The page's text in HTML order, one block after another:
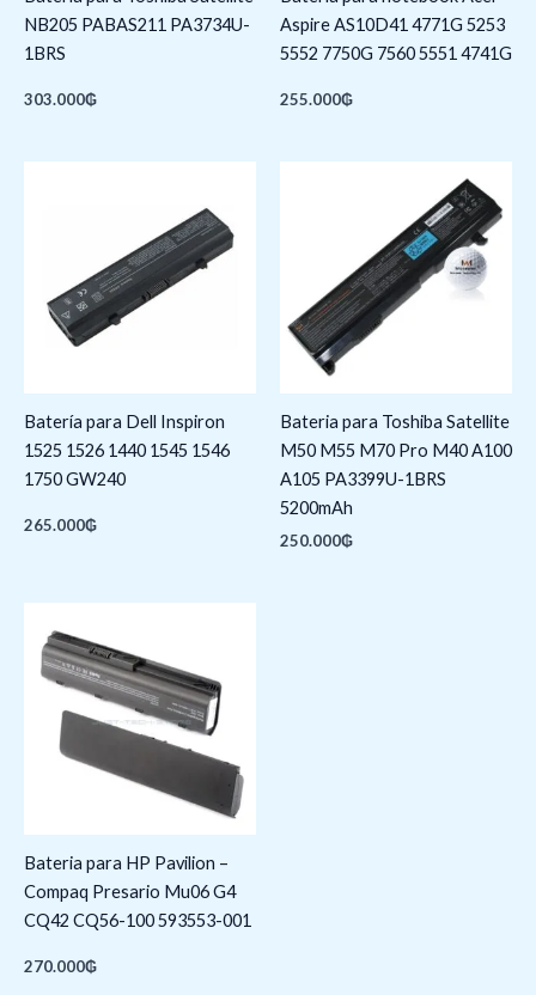
NB205 PABAS211 PA3734U-
1BRS
303.000₲
Aspire AS10D41 4771G 5253
5552 7750G 7560 5551 4741G
255.000₲
Batería para Dell Inspiron
1525 1526 1440 1545 1546
1750 GW240
265.000₲
Bateria para Toshiba Satellite
M50 M55 M70 Pro M40 A100
A105 PA3399U-1BRS
5200mAh
250.000₲
Bateria para HP Pavilion –
Compaq Presario Mu06 G4
CQ42 CQ56-100 593553-001
270.000₲